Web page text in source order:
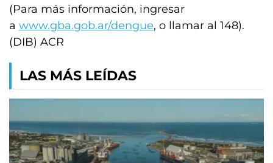
(Para más información, ingresar
a www.gba.gob.ar/dengue, o llamar al 148).
(DIB) ACR
LAS MÁS LEÍDAS